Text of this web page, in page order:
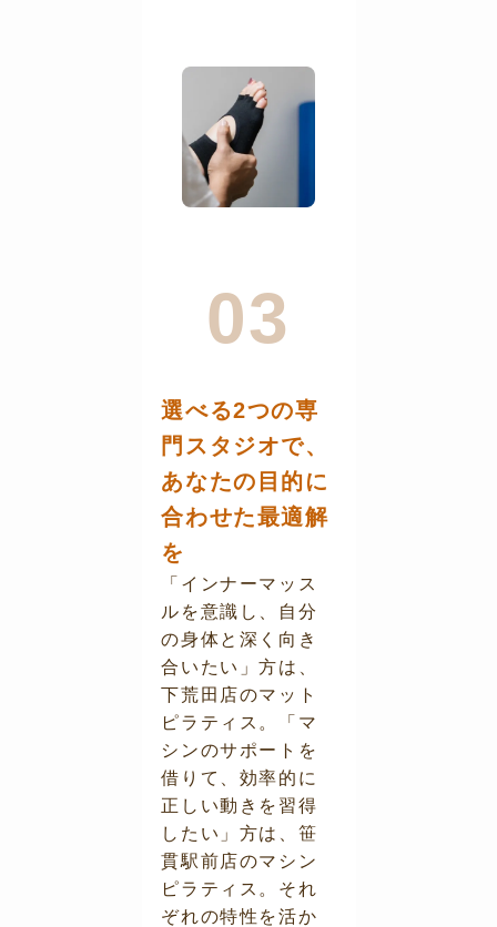
03
選べる2つの専
門スタジオで、
あなたの目的に
合わせた最適解
を
「インナーマッス
ルを意識し、自分
の身体と深く向き
合いたい」方は、
下荒田店のマット
ピラティス。「マ
シンのサポートを
借りて、効率的に
正しい動きを習得
したい」方は、笹
貫駅前店のマシン
ピラティス。それ
ぞれの特性を活か